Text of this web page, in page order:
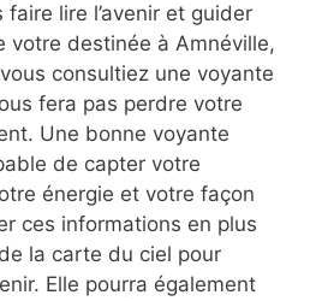
lire l’avenir et guider
votre destinée à Amnéville,
consultiez une voyante
fera pas perdre votre
Une bonne voyante
de capter votre
énergie et votre façon
ces informations en plus
la carte du ciel pour
Elle pourra également